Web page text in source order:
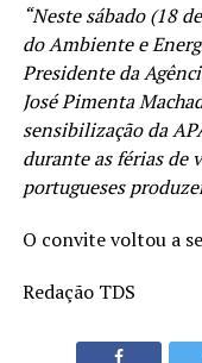
“Neste sábado (18
do Ambiente e
Presidente da
José Pimenta
sensibilização da
durante as férias de
portugueses
O convite voltou a
Redação TDS